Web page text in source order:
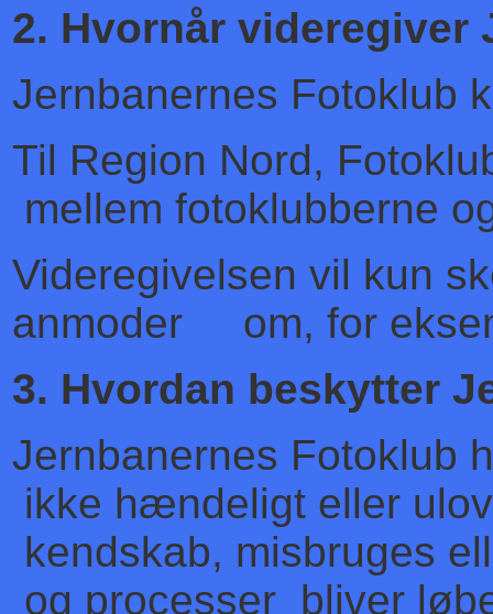
2. Hvornår
Jernbanernes Fotoklub
Til Region Nord,
mellem fotoklubberne
Videregivelsen vil kun
anmoder om, for
3. Hvordan beskytter
Jernbanernes
ikke hændeligt eller
kendskab, misbruges
og processer bliver